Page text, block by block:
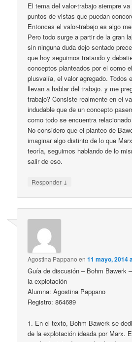
El tema del valor-trabajo siempre
puntos de vistas que puedan
Entonces el valor-trabajo es algo
Pero todo surge a partir de la gran
sin ninguna duda dejo sentado
que hoy seguimos tratando y
conceptos planteados por el como
plusvalía, el valor agregado. Todos
llevan a hablar del trabajo. y me
trabajo? Consiste realmente en el
indudable que de un concepto
como todo se encuentra
No considero que el planteo de
imaginar algo distinto de lo que
teoría, seguimos hablando de lo
salir de eso.
Responder ↓
Agostina Pappano en11 mayo, 2014
Guía de discusión – Bohm Bawerk
la explotación
Alumna: Agostina Pappano
Registro: 864689
1. En el texto, Bohm Bawerk se
de la explotación ideada por Marx.